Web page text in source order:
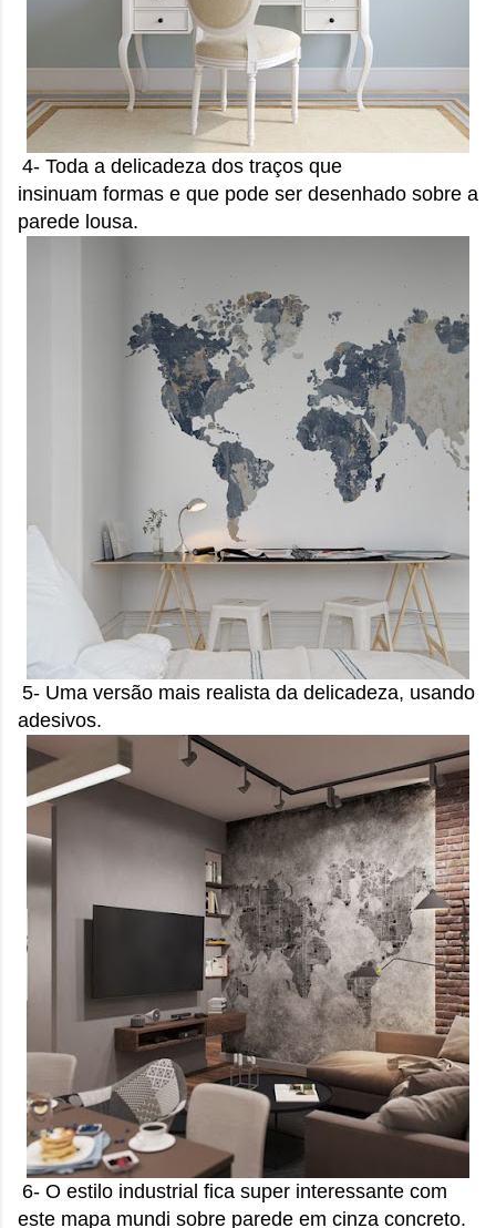
4- Toda a delicadeza dos traços que
insinuam formas e que pode ser desenhado sobre a
parede lousa.
5- Uma versão mais realista da delicadeza, usando
adesivos.
6- O estilo industrial fica super interessante com
este mapa mundi sobre parede em cinza concreto.